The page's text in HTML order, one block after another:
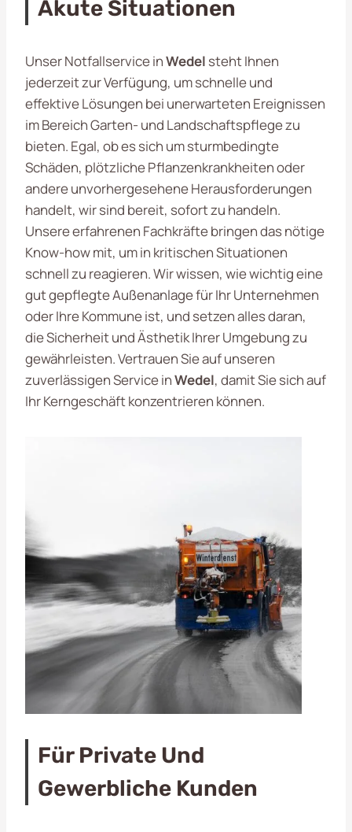
Akute Situationen
Unser Notfallservice inWedel steht Ihnen
jederzeit zur Verfügung, um schnelle und
effektive Lösungen bei unerwarteten Ereignissen
im Bereich Garten- und Landschaftspflege zu
bieten. Egal, ob es sich um sturmbedingte
Schäden, plötzliche Pflanzenkrankheiten oder
andere unvorhergesehene Herausforderungen
handelt, wir sind bereit, sofort zu handeln.
Unsere erfahrenen Fachkräfte bringen das nötige
Know-how mit, um in kritischen Situationen
schnell zu reagieren. Wir wissen, wie wichtig eine
gut gepflegte Außenanlage für Ihr Unternehmen
oder Ihre Kommune ist, und setzen alles daran,
die Sicherheit und Ästhetik Ihrer Umgebung zu
gewährleisten. Vertrauen Sie auf unseren
zuverlässigen Service inWedel, damit Sie sich auf
Ihr Kerngeschäft konzentrieren können.
Für Private Und
Gewerbliche Kunden